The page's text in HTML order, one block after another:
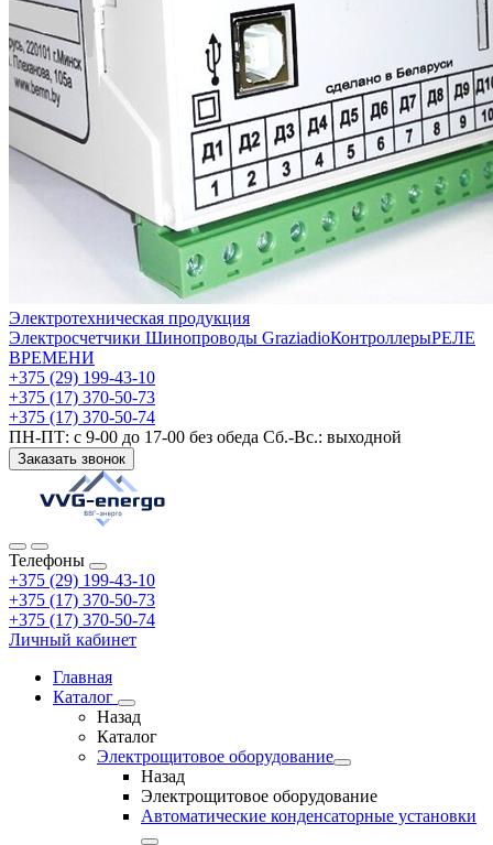
Электротехническая продукция
Электросчетчики Шинопроводы GraziadioКонтроллерыРЕЛЕ
ВРЕМЕНИ
+375 (29) 199-43-10
+375 (17) 370-50-73
+375 (17) 370-50-74
ПН-ПТ: с 9-00 до 17-00 без обеда Сб.-Вс.: выходной
Заказать звонок
Телефоны
+375 (29) 199-43-10
+375 (17) 370-50-73
+375 (17) 370-50-74
Личный кабинет
Главная
Каталог
Назад
Каталог
Электрощитовое оборудование
Назад
Электрощитовое оборудование
Автоматические конденсаторные установки